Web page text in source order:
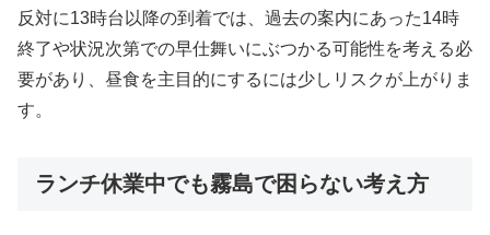
反対に13時台以降の到着では、過去の案内にあった14時
終了や状況次第での早仕舞いにぶつかる可能性を考える必
要があり、昼食を主目的にするには少しリスクが上がりま
す。
ランチ休業中でも霧島で困らない考え方